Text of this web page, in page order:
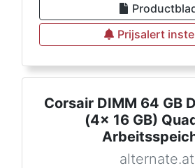
Prijsalert
Corsair DIMM 64 GB
(4x 16 GB)
alternate.at